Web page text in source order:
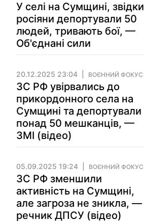
У селі на Сумщині, звідки
росіяни депортували 50
людей, тривають бої, —
Об'єднані сили
20.12.2025 23:04 ВОЄННИЙ ФОКУС
ЗС РФ увірвались до
прикордонного села на
Сумщині та депортували
понад 50 мешканців, —
ЗМІ (відео)
05.09.2025 19:24 ВОЄННИЙ ФОКУС
ЗС РФ зменшили
активність на Сумщині,
але загроза не зникла, —
речник ДПСУ (відео)